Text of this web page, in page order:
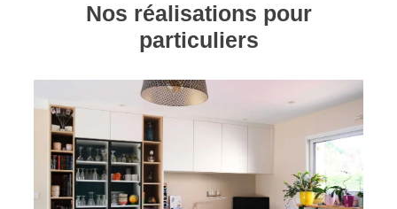
Nos réalisations pour
particuliers